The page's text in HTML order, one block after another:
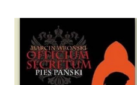
wspólnego życia
nieco okrzepliśmy w
ludźmi i kotami, pojawił się
wyjazd w Beskid Niski. Zanim